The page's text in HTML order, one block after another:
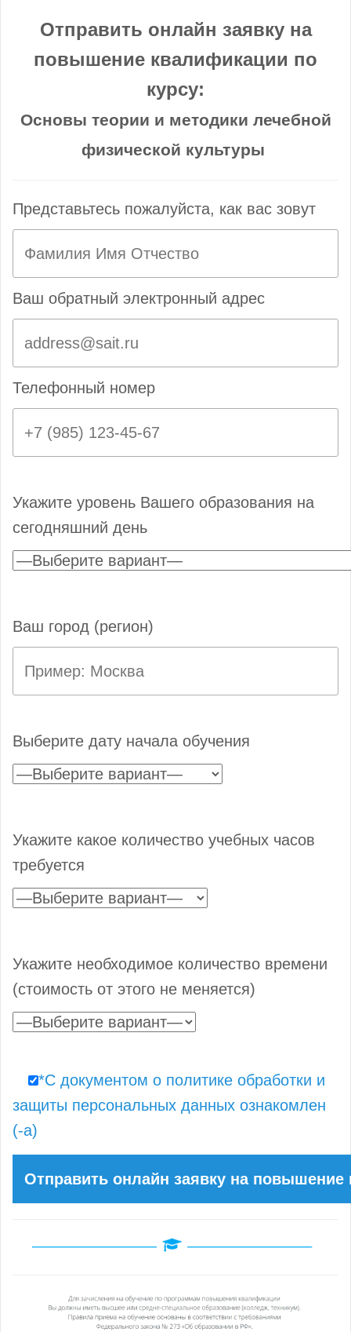
Отправить онлайн заявку на
повышение квалификации по
курсу:
Основы теории и методики лечебной
физической культуры
Представьтесь пожалуйста, как вас зовут
Ваш обратный электронный адрес
Телефонный номер
Укажите уровень Вашего образования на
сегодняшний день
Ваш город (регион)
Выберите дату начала обучения
Укажите какое количество учебных часов
требуется
Укажите необходимое количество времени
(стоимость от этого не меняется)
*С документом о политике обработки и
защиты персональных данных ознакомлен
(-а)